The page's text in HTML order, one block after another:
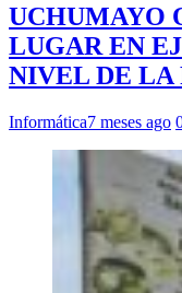
UCHUMAYO
LUGAR EN
NIVEL DE LA
Informática7 meses ago